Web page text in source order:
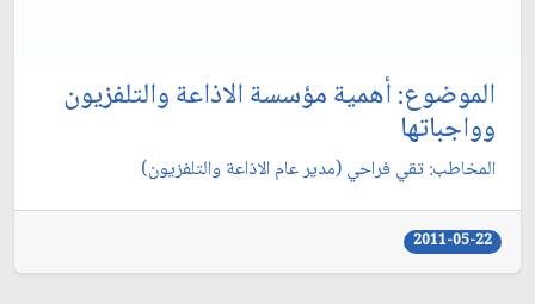
الموضوع: أهمية مؤسسة الاذاعة والتلفزيون
وواجباتها
المخاطب: تقي فراحي (مدير عام الاذاعة والتلفزيون)
2011-05-22